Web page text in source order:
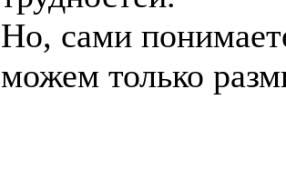
Но, сами
можем только